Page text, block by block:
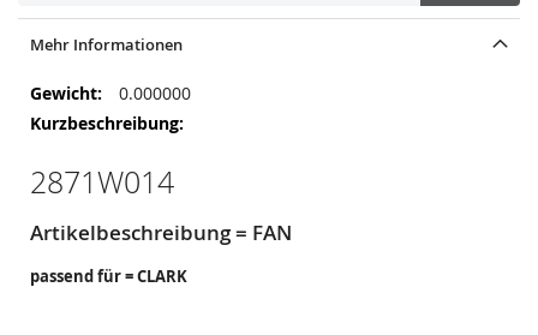
Mehr Informationen
Mehr
Informationen
0.000000
2871W014
Artikelbeschreibung = FAN
passend für = CLARK